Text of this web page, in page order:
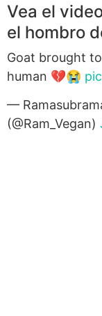
Vea el
el hombro
Goat brought
human 💔😭
—
(@Ram_Vegan)